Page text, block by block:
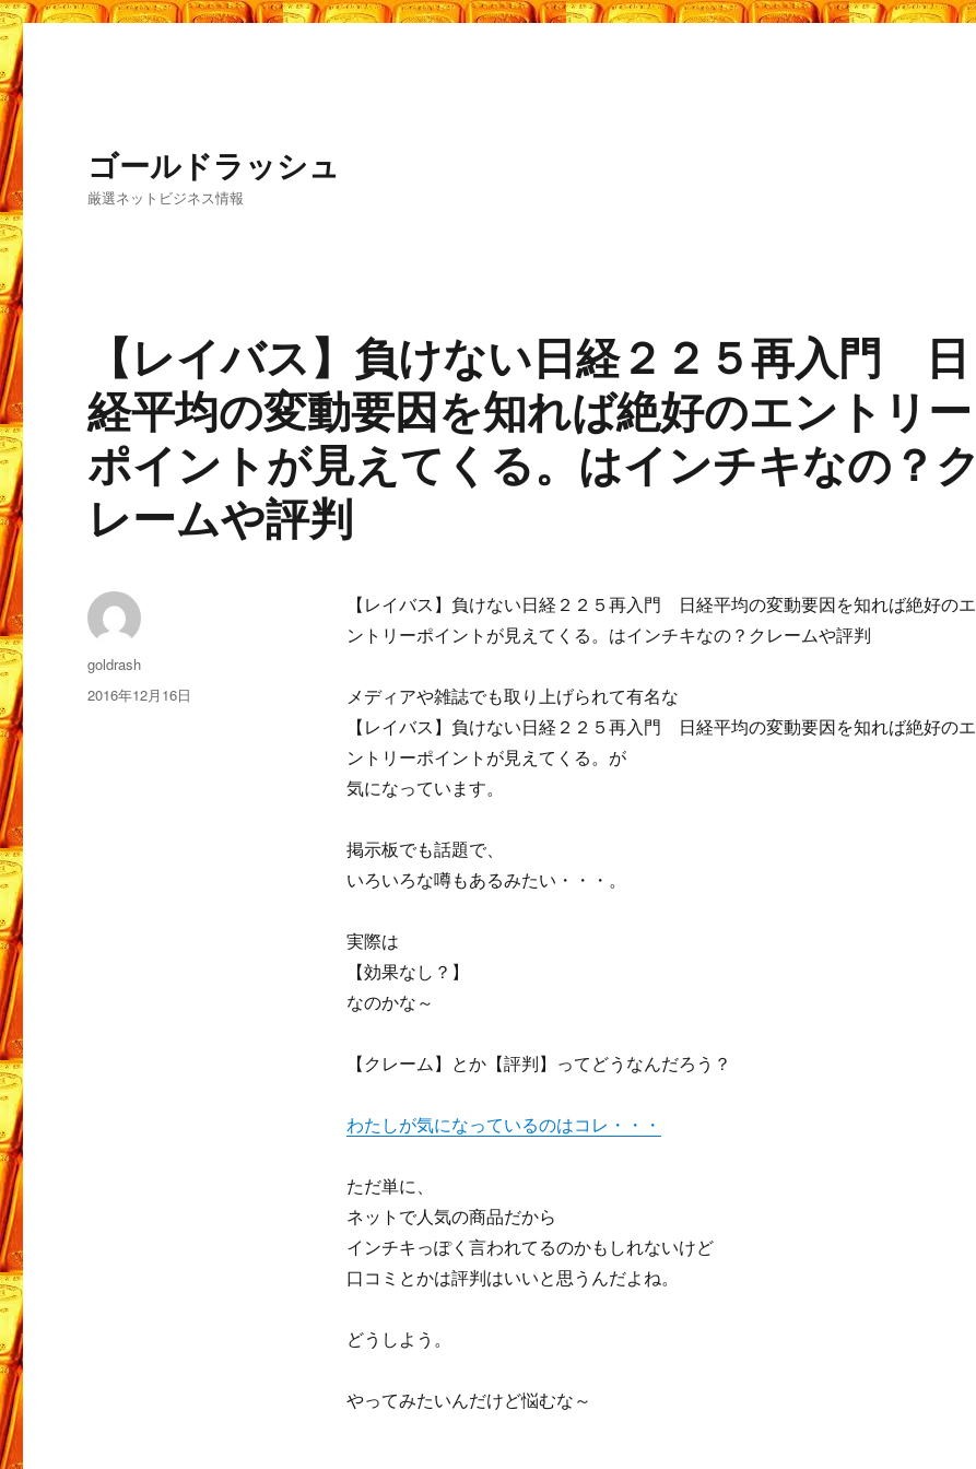
ゴールドラッシュ
厳選ネットビジネス情報
【レイバス】負けない日経２２５再入門 日
経平均の変動要因を知れば絶好のエントリー
ポイントが見えてくる。はインチキなの？ク
レームや評判
【レイバス】負けない日経２２５再入門 日経平均の変動要因を知れば絶好のエ
ントリーポイントが見えてくる。はインチキなの？クレームや評判
メディアや雑誌でも取り上げられて有名な
【レイバス】負けない日経２２５再入門 日経平均の変動要因を知れば絶好のエ
ントリーポイントが見えてくる。が
気になっています。
掲示板でも話題で、
いろいろな噂もあるみたい・・・。
実際は
【効果なし？】
なのかな～
【クレーム】とか【評判】ってどうなんだろう？
わたしが気になっているのはコレ・・・
ただ単に、
ネットで人気の商品だから
インチキっぽく言われてるのかもしれないけど
口コミとかは評判はいいと思うんだよね。
どうしよう。
やってみたいんだけど悩むな～
投
稿
goldrash
投
2016年12月16日